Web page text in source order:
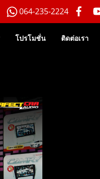
064-235-2224
โปรโมชั่น ติดต่อเรา